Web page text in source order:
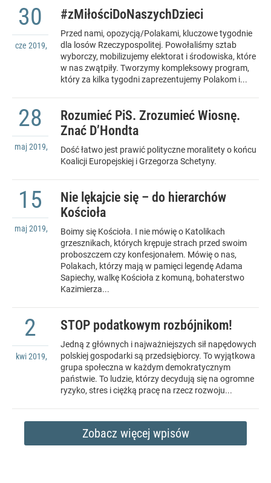
#zMiłościDoNaszychDzieci
30
cze 2019,
Przed nami, opozycją/Polakami, kluczowe tygodnie
dla losów Rzeczypospolitej. Powołaliśmy sztab
wyborczy, mobilizujemy elektorat i środowiska, które
w nas zwątpiły. Tworzymy kompleksowy program,
który za kilka tygodni zaprezentujemy Polakom i...
Rozumieć PiS. Zrozumieć Wiosnę.
Znać D’Hondta
28
maj2019,
Dość łatwo jest prawić polityczne moralitety o końcu
Koalicji Europejskiej i Grzegorza Schetyny.
Nie lękajcie się – do hierarchów
Kościoła
15
maj2019,
Boimy się Kościoła. I nie mówię o Katolikach
grzesznikach, których krępuje strach przed swoim
proboszczem czy konfesjonałem. Mówię o nas,
Polakach, którzy mają w pamięci legendę Adama
Sapiechy, walkę Kościoła z komuną, bohaterstwo
Kazimierza...
STOP podatkowym rozbójnikom!
2
kwi 2019,
Jedną z głównych i najważniejszych sił napędowych
polskiej gospodarki są przedsiębiorcy. To wyjątkowa
grupa społeczna w każdym demokratycznym
państwie. To ludzie, którzy decydują się na ogromne
ryzyko, stres i ciężką pracę na rzecz rozwoju...
Zobacz więcej wpisów